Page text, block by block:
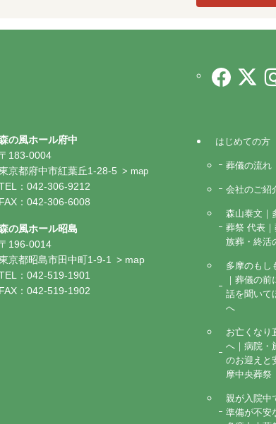
の風ホール府中
〒183-0004
京都府中市紅葉丘1-28-5 > map
：042-306-9212
FAX：042-306-6008
の風ホール昭島
〒196-0014
京都昭島市田中町1-9-1
> map
：042-519-1901
FAX：042-519-1902
はじめての方
葬儀の流れ
会社のご紹
森山泰文｜
葬祭 代表
族葬・終活
多摩のもし
｜葬儀の前
話を聞いて
へ
お亡くなり
へ｜病院・
のお迎えと
摩中央葬祭
親が入院中
準備が不安